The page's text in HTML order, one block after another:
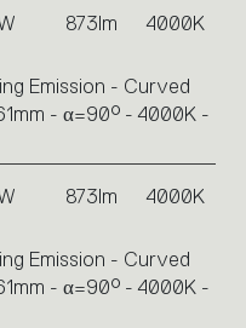
873lm 4000K
Emission - Curved
- α=90° - 4000K -
873lm 4000K
Emission - Curved
- α=90° - 4000K -